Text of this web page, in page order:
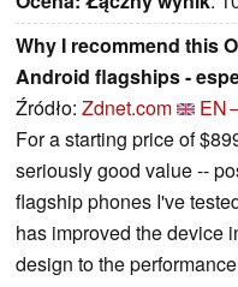
Why I recommend this
Android flagships -
Źródło: Zdnet.com
For a starting price of
seriously good value --
flagship phones I've
has improved the device
design to the